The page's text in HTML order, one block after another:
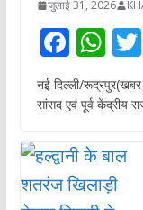
जुलाई 31, 2026
F
ac
e
o
o
W
h
at
A
p
नई दिल्ली/
सांसद एवं पूर्व केंद्रीय